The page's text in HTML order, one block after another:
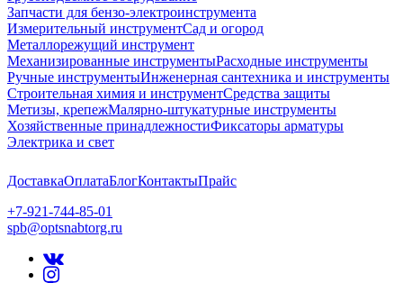
Запчасти для бензо-электроинструмента
Измерительный инструментСад и огород
Металлорежущий инструмент
Механизированные инструментыРасходные инструменты
Ручные инструментыИнженерная сантехника и инструменты
Строительная химия и инструментСредства защиты
Метизы, крепежМалярно-штукатурные инструменты
Хозяйственные принадлежностиФиксаторы арматуры
Электрика и свет
ДоставкаОплатаБлогКонтактыПрайс
+7-921-744-85-01
spb@optsnabtorg.ru